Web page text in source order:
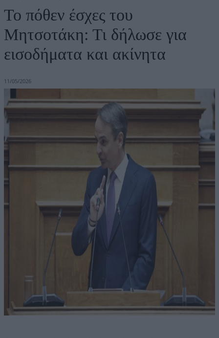
Το πόθεν έσχες του
Μητσοτάκη: Τι δήλωσε για
εισοδήματα και ακίνητα
11/05/2026